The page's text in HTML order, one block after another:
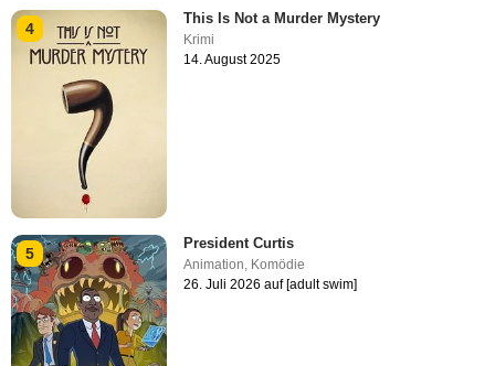
4
This Is Not a Murder Mystery
Krimi
14. August 2025
5
President Curtis
Animation Komödie
26. Juli 2026 auf [adult swim]